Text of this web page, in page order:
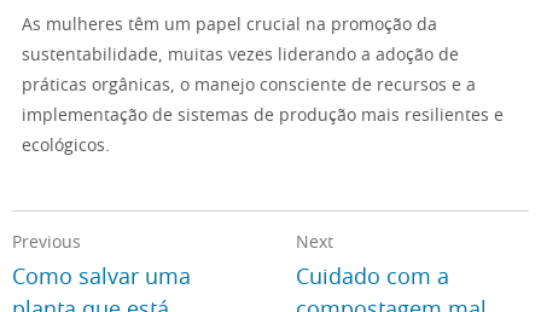
As mulheres têm um papel crucial na promoção da
sustentabilidade, muitas vezes liderando a adoção de
práticas orgânicas, o manejo consciente de recursos e a
implementação de sistemas de produção mais resilientes e
ecológicos.
Previous
Como salvar uma
Next
Cuidado com a